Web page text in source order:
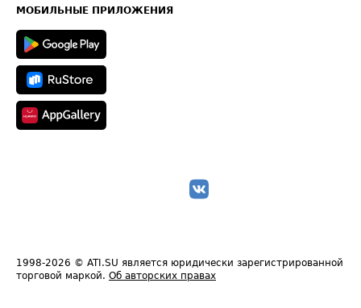
Техническая информация
МОБИЛЬНЫЕ ПРИЛОЖЕНИЯ
1998-2026 © ATI.SU является юридически зарегистрированной
торговой маркой. Об авторских правах